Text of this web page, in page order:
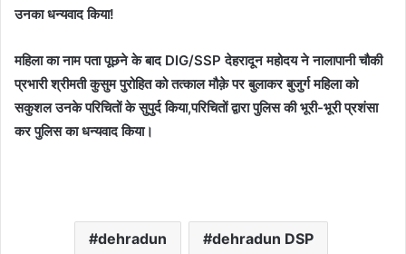
उनका धन्यवाद किया!
महिला का नाम पता पूछने के बाद DIG/SSP देहरादून महोदय ने नालापानी चौकी
प्रभारी श्रीमती कुसुम पुरोहित को तत्काल मौक़े पर बुलाकर बुजुर्ग महिला को
सकुशल उनके परिचितों के सुपुर्द किया,परिचितों द्वारा पुलिस की भूरी-भूरी प्रशंसा
कर पुलिस का धन्यवाद किया।
dehradun dehradun DSP